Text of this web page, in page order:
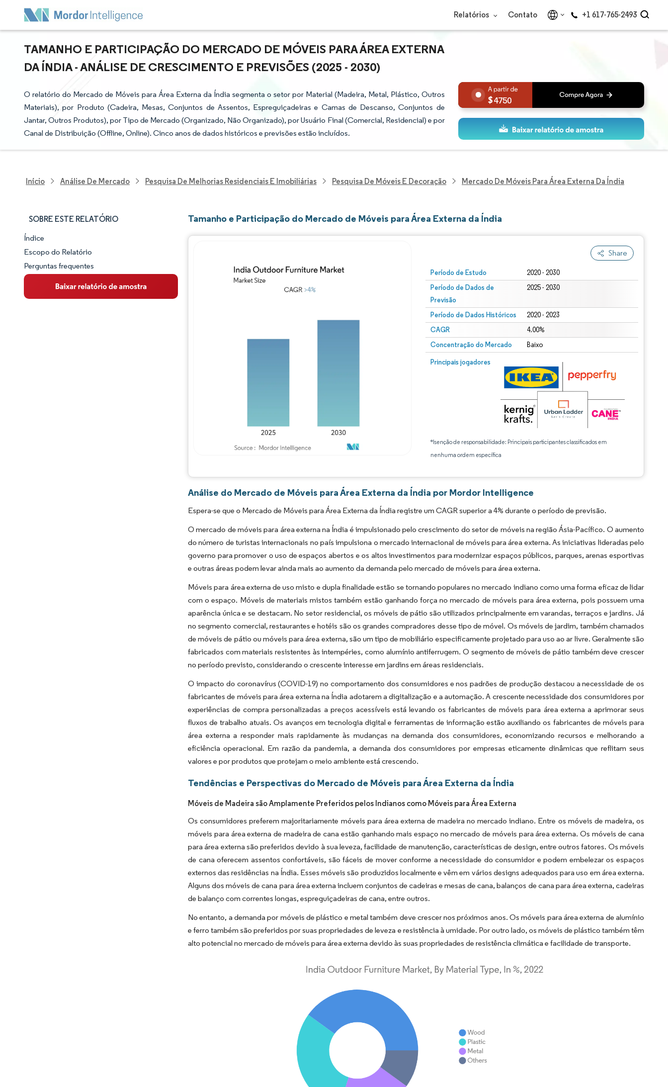
Relatórios Contato +1 617-765-2493
TAMANHO E PARTICIPAÇÃO DO MERCADO DE MÓVEIS PARA ÁREA EXTERNA
DA ÍNDIA - ANÁLISE DE CRESCIMENTO E PREVISÕES (2025 - 2030)
O relatório do Mercado de Móveis para Área Externa da Índia segmenta o setor por Material (Madeira, Metal, Plástico, Outros
Materiais), por Produto (Cadeira, Mesas, Conjuntos de Assentos, Espreguiçadeiras e Camas de Descanso, Conjuntos de
Jantar, Outros Produtos), por Tipo de Mercado (Organizado, Não Organizado), por Usuário Final (Comercial, Residencial) e por
Canal de Distribuição (Offline, Online). Cinco anos de dados históricos e previsões estão incluídos.
4750
Início Análise De Mercado Pesquisa De Melhorias Residenciais E Imobiliárias Pesquisa De Móveis E Decoração Mercado De Móveis Para Área Externa Da Índia
SOBRE ESTE RELATÓRIO
Panorama do Mercado
Visão Geral do Mercado
Principais Tendências de Mercado
Índice
Escopo do Relatório
Perguntas frequentes
Tamanho e Participação do Mercado de Móveis para Área Externa da Índia
Share
Período de Estudo 2020 - 2030
Período de Dados de
Previsão
2025 - 2030
Período de Dados Históricos 2020 - 2023
CAGR 4.00%
Concentração do Mercado Baixo
Principais jogadores
*Isenção de responsabilidade: Principais participantes classificados em
nenhuma ordem específica
Análise do Mercado de Móveis para Área Externa da Índia por Mordor Intelligence
Espera-se que o Mercado de Móveis para Área Externa da Índia registre um CAGR superior a 4% durante o período de previsão.
O mercado de móveis para área externa na Índia é impulsionado pelo crescimento do setor de móveis na região Ásia-Pacífico. O aumento
do número de turistas internacionais no país impulsiona o mercado internacional de móveis para área externa. As iniciativas lideradas pelo
governo para promover o uso de espaços abertos e os altos investimentos para modernizar espaços públicos, parques, arenas esportivas
e outras áreas podem levar ainda mais ao aumento da demanda pelo mercado de móveis para área externa.
Móveis para área externa de uso misto e dupla finalidade estão se tornando populares no mercado indiano como uma forma eficaz de lidar
com o espaço. Móveis de materiais mistos também estão ganhando força no mercado de móveis para área externa, pois possuem uma
aparência única e se destacam. No setor residencial, os móveis de pátio são utilizados principalmente em varandas, terraços e jardins. Já
no segmento comercial, restaurantes e hotéis são os grandes compradores desse tipo de móvel. Os móveis de jardim, também chamados
de móveis de pátio ou móveis para área externa, são um tipo de mobiliário especificamente projetado para uso ao ar livre. Geralmente são
fabricados com materiais resistentes às intempéries, como alumínio antiferrugem. O segmento de móveis de pátio também deve crescer
no período previsto, considerando o crescente interesse em jardins em áreas residenciais.
O impacto do coronavírus (COVID-19) no comportamento dos consumidores e nos padrões de produção destacou a necessidade de os
fabricantes de móveis para área externa na Índia adotarem a digitalização e a automação. A crescente necessidade dos consumidores por
experiências de compra personalizadas a preços acessíveis está levando os fabricantes de móveis para área externa a aprimorar seus
fluxos de trabalho atuais. Os avanços em tecnologia digital e ferramentas de informação estão auxiliando os fabricantes de móveis para
área externa a responder mais rapidamente às mudanças na demanda dos consumidores, economizando recursos e melhorando a
eficiência operacional. Em razão da pandemia, a demanda dos consumidores por empresas eticamente dinâmicas que reflitam seus
valores e por produtos que protejam o meio ambiente está crescendo.
Tendências e Perspectivas do Mercado de Móveis para Área Externa da Índia
Móveis de Madeira são Amplamente Preferidos pelos Indianos como Móveis para Área Externa
Os consumidores preferem majoritariamente móveis para área externa de madeira no mercado indiano. Entre os móveis de madeira, os
móveis para área externa de madeira de cana estão ganhando mais espaço no mercado de móveis para área externa. Os móveis de cana
para área externa são preferidos devido à sua leveza, facilidade de manutenção, características de design, entre outros fatores. Os móveis
de cana oferecem assentos confortáveis, são fáceis de mover conforme a necessidade do consumidor e podem embelezar os espaços
externos das residências na Índia. Esses móveis são produzidos localmente e vêm em vários designs adequados para uso em área externa.
Alguns dos móveis de cana para área externa incluem conjuntos de cadeiras e mesas de cana, balanços de cana para área externa, cadeiras
de balanço com correntes longas, espreguiçadeiras de cana, entre outros.
No entanto, a demanda por móveis de plástico e metal também deve crescer nos próximos anos. Os móveis para área externa de alumínio
e ferro também são preferidos por suas propriedades de leveza e resistência à umidade. Por outro lado, os móveis de plástico também têm
alto potencial no mercado de móveis para área externa devido às suas propriedades de resistência climática e facilidade de transporte.